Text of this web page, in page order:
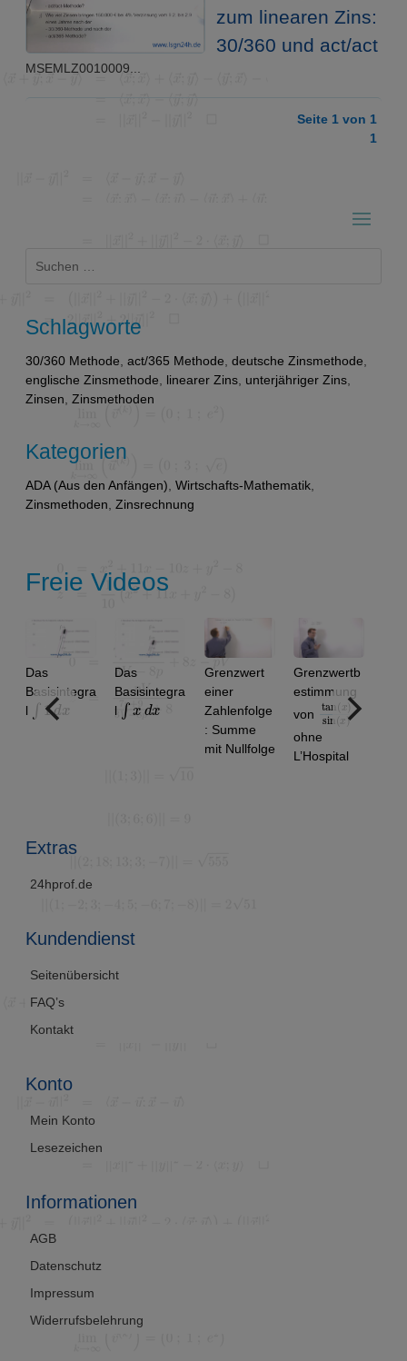
zum linearen Zins:
30/360 und act/act
MSEMLZ0010009...
Seite 1 von 1
1
nach:
Schlagworte
30/360 Methode act/365 Methode deutsche Zinsmethode
englische Zinsmethode
linearer Zins unterjähriger Zins
Zinsen Zinsmethoden
Kategorien
ADA (Aus den Anfängen) Wirtschafts-Mathematik
Zinsmethoden Zinsrechnung
Freie Videos
Das
Basisintegra
l ∫1dx
Das
Basisintegra
l ∫xdx
Grenzwert
einer
Zahlenfolge
: Summe
mit Nullfolge
Grenzwertb
estimmung
von tan (x
)sin (
x)
ohne
L’Hospital
Extras
24hprof.de
Kundendienst
Seitenübersicht
FAQ’s
Kontakt
Konto
Mein Konto
Lesezeichen
Informationen
AGB
Datenschutz
Impressum
Widerrufsbelehrung